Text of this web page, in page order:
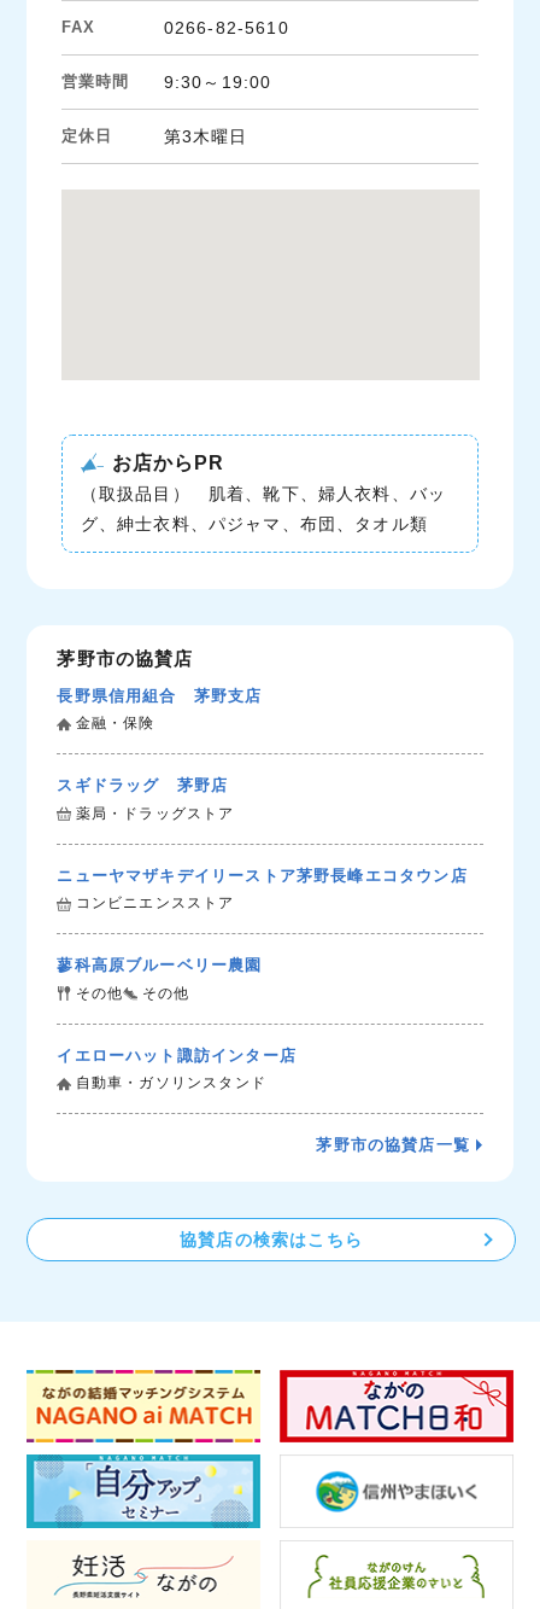
FAX 0266-82-5610
営業時間 9:30～19:00
定休日 第3木曜日
お店からPR
（取扱品目） 肌着、靴下、婦人衣料、バッ
グ、紳士衣料、パジャマ、布団、タオル類
茅野市の協賛店
長野県信用組合 茅野支店
金融・保険
スギドラッグ 茅野店
薬局・ドラッグストア
ニューヤマザキデイリーストア茅野長峰エコタウン店
コンビニエンスストア
蓼科高原ブルーベリー農園
その他 その他
イエローハット諏訪インター店
自動車・ガソリンスタンド
茅野市の協賛店一覧
協賛店の検索はこちら